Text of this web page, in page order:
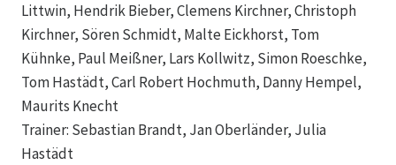
Littwin, Hendrik Bieber, Clemens Kirchner, Christoph
Kirchner, Sören Schmidt, Malte Eickhorst, Tom
Kühnke, Paul Meißner, Lars Kollwitz, Simon Roeschke,
Tom Hastädt, Carl Robert Hochmuth, Danny Hempel,
Maurits Knecht
Trainer: Sebastian Brandt, Jan Oberländer, Julia
Hastädt